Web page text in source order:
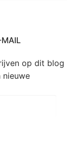
MAIL
op dit blog
nieuwe